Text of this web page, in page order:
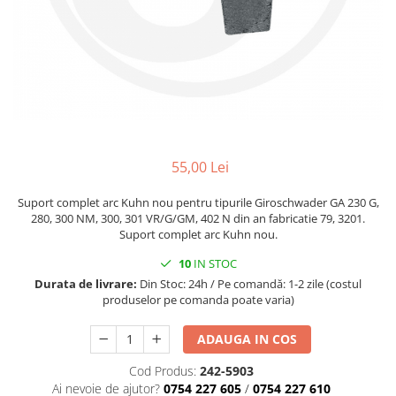
1.5.7. Filtre
1.5.9. Chiulasa si supape
1.5.10. Distributie si accesorii
1.6. Electrice
2.5.2. Garduri electrice
2.5.3 Accesorii animale
2.5.4. Accesorii insilozare si
malaxoare furaje
55,00 Lei
Suport complet arc Kuhn nou pentru tipurile Giroschwader GA 230 G,
280, 300 NM, 300, 301 VR/G/GM, 402 N din an fabricatie 79, 3201.
Suport complet arc Kuhn nou.
10IN STOC
Durata de livrare: Din Stoc: 24h / Pe comandă: 1-2 zile (costul
produselor pe comanda poate varia)
ADAUGA IN COS
Cod Produs: 242-5903
Ai nevoie de ajutor? 0754 227 605 / 0754 227 610